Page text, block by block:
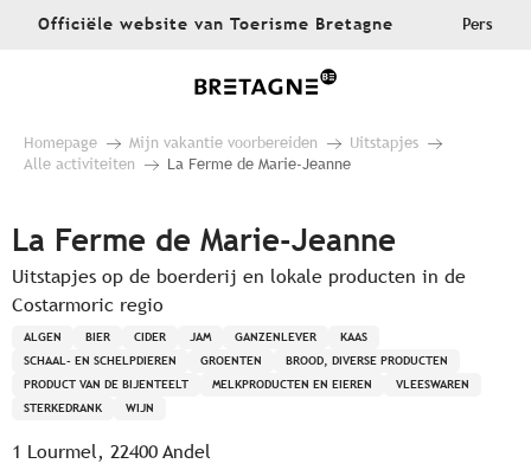
AllerOfficiële website van Toerisme Bretagne Pers
Homepage Mijn vakantie voorbereiden
Uitstapjes
Alle activiteiten
La Ferme de Marie-Jeanne
La Ferme de Marie-Jeanne
Uitstapjes op de boerderij en lokale producten in de
Costarmoric regio
ALGEN BIER CIDER JAM GANZENLEVER
KAAS
SCHAAL- EN SCHELPDIEREN
GROENTEN
BROOD, DIVERSE PRODUCTEN
PRODUCT VAN DE BIJENTEELT
MELKPRODUCTEN EN EIEREN
VLEESWAREN
STERKEDRANK
WIJN
1 Lourmel, 22400 Andel